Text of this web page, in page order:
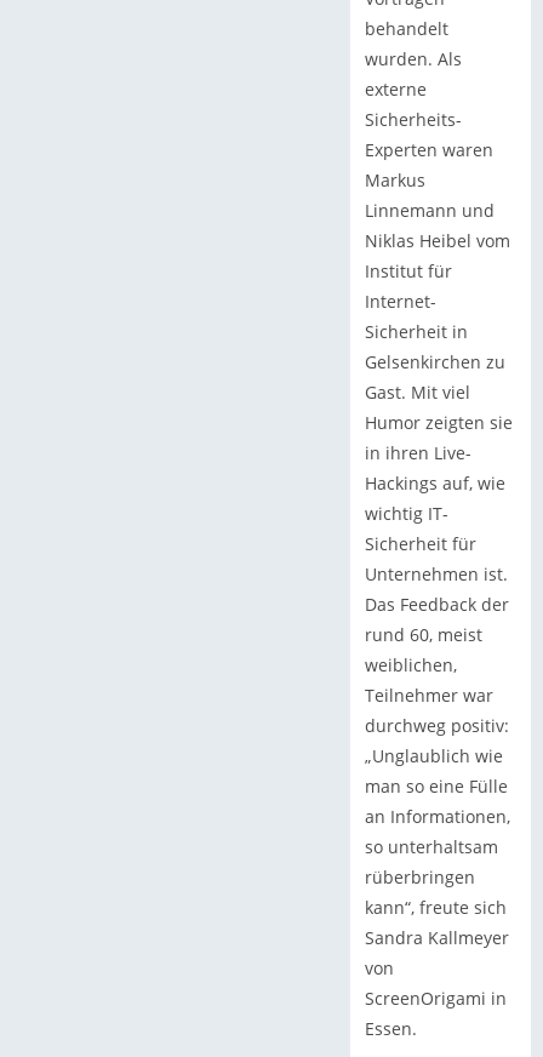
behandelt
wurden. Als
externe
Sicherheits-
Experten waren
Markus
Linnemann und
Niklas Heibel vom
Institut für
Internet-
Sicherheit in
Gelsenkirchen zu
Gast. Mit viel
Humor zeigten sie
in ihren Live-
Hackings auf, wie
wichtig IT-
Sicherheit für
Unternehmen ist.
Das Feedback der
rund 60, meist
weiblichen,
Teilnehmer war
durchweg positiv:
„Unglaublich wie
man so eine Fülle
an Informationen,
so unterhaltsam
rüberbringen
kann“, freute sich
Sandra Kallmeyer
von
ScreenOrigami in
Essen.